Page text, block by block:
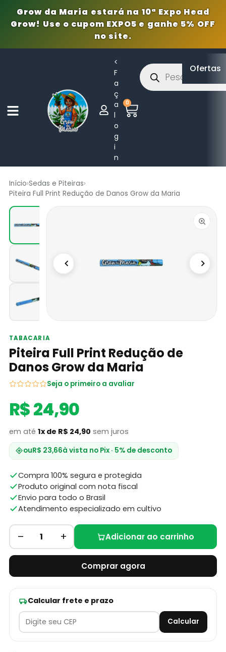
Grow da Maria estará na 10ª Expo Head
Grow! Use o cupom EXPO5 e ganhe 5% OFF
no site.
<
F
a
ç
a
l
o
g
i
n
0
Ofertas
Início›Sedas e Piteiras›
Piteira Full Print Redução de Danos Grow da Maria
TABACARIA
Piteira Full Print Redução de
Danos Grow da Maria
Seja o primeiro a avaliar
R$ 24,90
em até 1x de R$ 24,90 sem juros
ouR$ 23,66à vista no Pix · 5% de desconto
Compra 100% segura e protegida
Produto original com nota fiscal
Envio para todo o Brasil
Atendimento especializado em cultivo
– 1 + Adicionar ao carrinho
Comprar agora
Calcular frete e prazo
Calcular